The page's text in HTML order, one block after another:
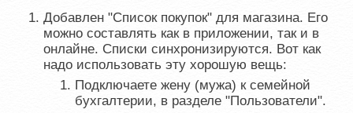
Добавлен "Список покупок" для магазина. Его
можно составлять как в приложении, так и в
онлайне. Списки синхронизируются. Вот как
надо использовать эту хорошую вещь:
Подключаете жену (мужа) к семейной
бухгалтерии, в разделе "Пользователи".